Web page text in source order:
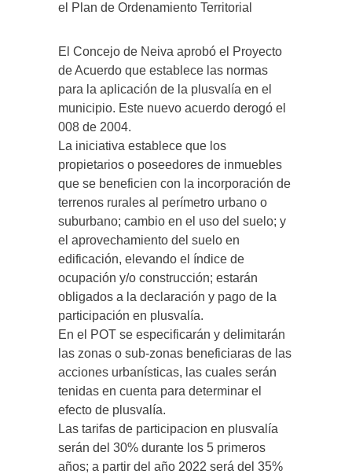
el Plan de Ordenamiento Territorial
El Concejo de Neiva aprobó el Proyecto
de Acuerdo que establece las normas
para la aplicación de la plusvalía en el
municipio. Este nuevo acuerdo derogó el
008 de 2004.
La iniciativa establece que los
propietarios o poseedores de inmuebles
que se beneficien con la incorporación de
terrenos rurales al perímetro urbano o
suburbano; cambio en el uso del suelo; y
el aprovechamiento del suelo en
edificación, elevando el índice de
ocupación y/o construcción; estarán
obligados a la declaración y pago de la
participación en plusvalía.
En el POT se especificarán y delimitarán
las zonas o sub-zonas beneficiaras de las
acciones urbanísticas, las cuales serán
tenidas en cuenta para determinar el
efecto de plusvalía.
Las tarifas de participacion en plusvalía
serán del 30% durante los 5 primeros
años; a partir del año 2022 será del 35%